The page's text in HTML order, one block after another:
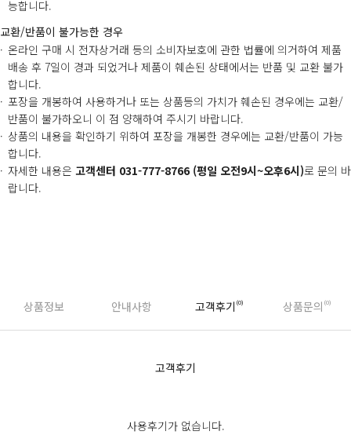
능합니다.
교환/반품이 불가능한 경우
온라인 구매 시 전자상거래 등의 소비자보호에 관한 법률에 의거하여 제품
배송 후 7일이 경과 되었거나 제품이 훼손된 상태에서는 반품 및 교환 불가
합니다.
포장을 개봉하여 사용하거나 또는 상품등의 가치가 훼손된 경우에는 교환/
반품이 불가하오니 이 점 양해하여 주시기 바랍니다.
상품의 내용을 확인하기 위하여 포장을 개봉한 경우에는 교환/반품이 가능
합니다.
자세한 내용은 고객센터 031-777-8766 (평일 오전9시~오후6시)로 문의 바
랍니다.
상품정보 안내사항 고객후기 (0) 상품문의 (0)
고객후기
사용후기가 없습니다.